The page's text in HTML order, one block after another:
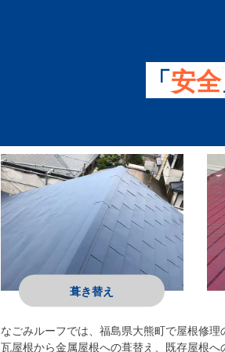
「安全
葺き替え
なごみルーフでは、福島県大熊町で屋根修
瓦屋根から金属屋根への葺替え、既存屋根